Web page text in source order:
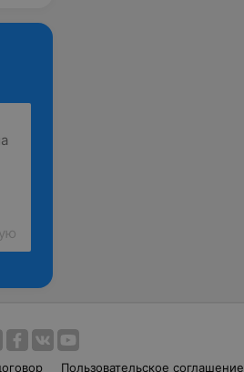
Пользовательское соглашение